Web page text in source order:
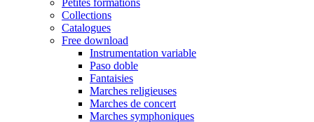
Petites formations
Collections
Catalogues
Free download
Instrumentation variable
Paso doble
Fantaisies
Marches religieuses
Marches de concert
Marches symphoniques